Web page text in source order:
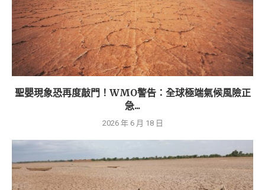
聖嬰現象恐再度敲門！WMO警告：全球極端氣候風險正
急...
2026 年 6 月 18 日